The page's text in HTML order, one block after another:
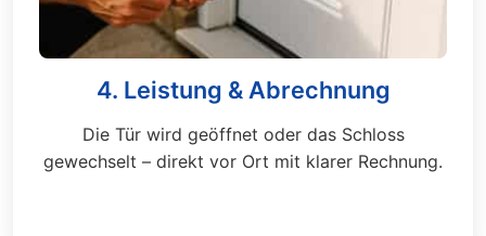
4. Leistung & Abrechnung
Die Tür wird geöffnet oder das Schloss
gewechselt – direkt vor Ort mit klarer Rechnung.